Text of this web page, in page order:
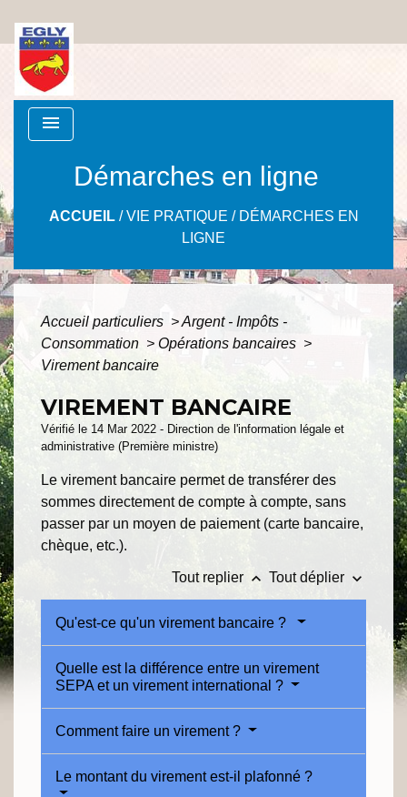
menu
Démarches en ligne
ACCUEIL/VIE PRATIQUE / DÉMARCHES EN
LIGNE
Accueil particuliers >Argent - Impôts -
Consommation > Opérations bancaires >
Virement bancaire
VIREMENT BANCAIRE
Vérifié le 14 Mar 2022 - Direction de l'information légale et
administrative (Première ministre)
Le virement bancaire permet de transférer des
sommes directement de compte à compte, sans
passer par un moyen de paiement (carte bancaire,
chèque, etc.).
Tout replier keyboard_arrow_up Tout déplier keyboard_arrow_down
Qu'est-ce qu'un virement bancaire ?
Quelle est la différence entre un virement
SEPA et un virement international ?
Comment faire un virement ?
Le montant du virement est-il plafonné ?